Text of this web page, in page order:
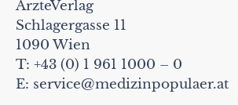
ÄrzteVerlag
Schlagergasse 11
1090 Wien
T: +43 (0) 1 961 1000 – 0
E: service@medizinpopulaer.at